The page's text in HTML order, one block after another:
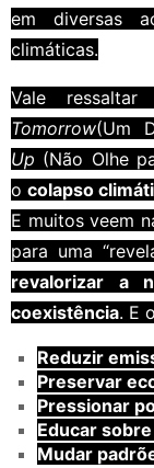
em diversas
climáticas.
Vale
Tomorrow(Um
Up (Não Olhe
ocolapso
E muitos veem
para uma
revalorizar a
coexistência. E
Reduzir
Preservar
Pressionar
Educar
Mudar